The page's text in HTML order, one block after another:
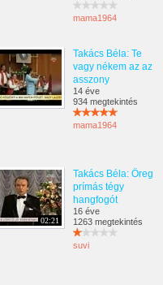
mama1964
Takács Béla: Te
vagy nékem az az
asszony
14 éve
934 megtekintés
mama1964
02:21
Takács Béla: Öreg
prímás tégy
hangfogót
16 éve
1263 megtekintés
suvi